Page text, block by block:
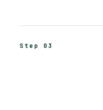
Step 03